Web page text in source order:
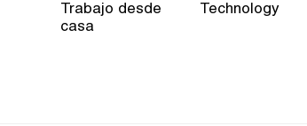
inicio
Trabajo desde
casa
Technology